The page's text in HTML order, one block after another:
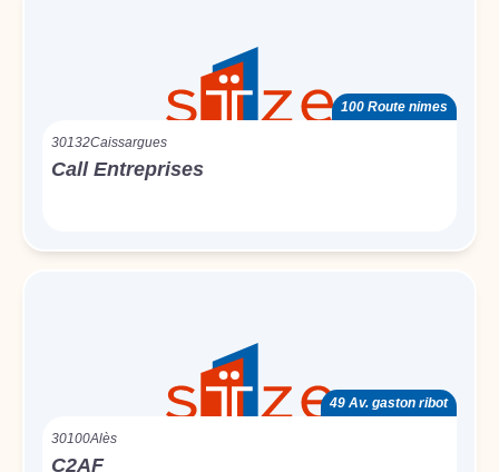
100 Route nimes
30132Caissargues
Call Entreprises
49 Av. gaston ribot
30100Alès
C2AF